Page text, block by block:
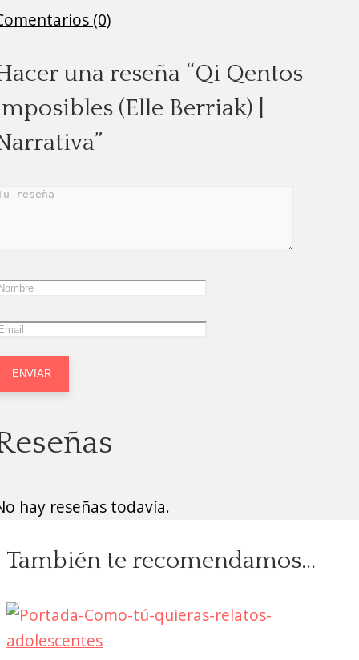
(0)
una reseña “Qi Qentos
(Elle Berriak) |
hay reseñas todavía.
También te recomendamos…